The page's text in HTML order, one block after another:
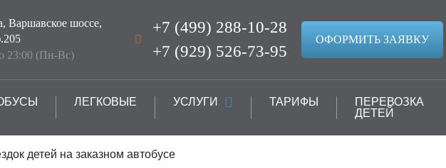
Варшавское шоссе,
23:00 (Пн-Вс)
+7 (499) 288-10-28
+7 (929) 526-73-95
ОФОРМИТЬ ЗАЯВКУ
ЛЕГКОВЫЕ УСЛУГИ ТАРИФЫ
ПЕРЕВОЗКА
ДЕТЕЙ
детей на заказном автобусе